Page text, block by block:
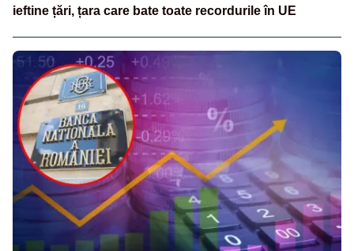
ieftine țări, țara care bate toate recordurile în UE